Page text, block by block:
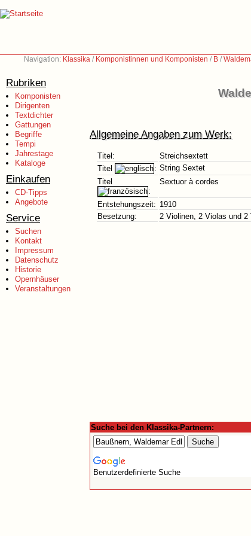
Navigation: Klassika / Komponistinnen und Komponisten / B /
Rubriken
Komponisten
Dirigenten
Textdichter
Gattungen
Begriffe
Tempi
Jahrestage
Kataloge
Einkaufen
CD-Tipps
Angebote
Service
Suchen
Kontakt
Impressum
Datenschutz
Historie
Opernhäuser
Veranstaltungen
Allgemeine Angaben zum Werk:
Titel:
Streichsextett
Titel
: String Sextet
Titel
:
Sextuor à cordes
Entstehungszeit: 1910
Besetzung:
2 Violinen, 2 Violas und 2
Suche bei den Klassika-Partnern:
Benutzerdefinierte Suche